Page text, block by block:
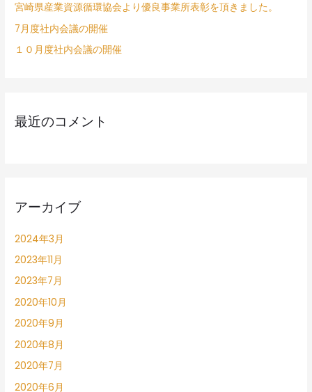
宮崎県産業資源循環協会より優良事業所表彰を頂きました。
7月度社内会議の開催
１０月度社内会議の開催
最近のコメント
アーカイブ
2024年3月
2023年11月
2023年7月
2020年10月
2020年9月
2020年8月
2020年7月
2020年6月